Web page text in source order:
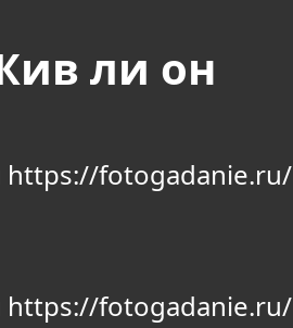
ли он
https://fotogadanie.ru/
https://fotogadanie.ru/